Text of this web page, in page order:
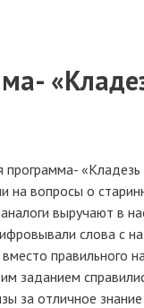
программа-
на вопросы о
выручают в
слова с
правильного
заданием
за отличное